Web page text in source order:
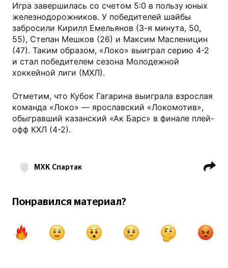
Игра завершилась со счетом 5:0 в пользу юных
железнодорожников. У победителей шайбы
забросили Кирилл Емельянов (3-я минута, 50,
55), Степан Мешков (26) и Максим Масленицин
(47). Таким образом, «Локо» выиграл серию 4-2
и стал победителем сезона Молодежной
хоккейной лиги (МХЛ).
Отметим, что Кубок Гагарина выиграла взрослая
команда «Локо» — ярославский «Локомотив»,
обыгравший казанский «Ак Барс» в финале плей-
офф КХЛ (4-2).
МХК Спартак
Понравился материал?